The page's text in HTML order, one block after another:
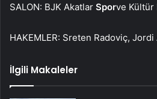
SALON: BJK Akatlar Sporve Kültür
HAKEMLER: Sreten Radoviç,
İlgili Makaleler